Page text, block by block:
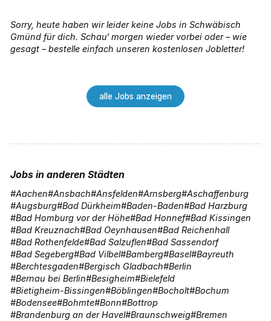
Sorry, heute haben wir leider keine Jobs in Schwäbisch
Gmünd für dich. Schau‘ morgen wieder vorbei oder – wie
gesagt – bestelle einfach unseren kostenlosen Jobletter!
alle Jobs anzeigen
Jobs in anderen Städten
Aachen Ansbach Ansfelden Arnsberg Aschaffenburg
Augsburg Bad Dürkheim Baden-Baden Bad Harzburg
Bad Homburg vor der Höhe Bad Honnef Bad Kissingen
Bad Kreuznach Bad Oeynhausen Bad Reichenhall
Bad Rothenfelde Bad Salzuflen Bad Sassendorf
Bad Segeberg Bad Vilbel Bamberg Basel Bayreuth
Berchtesgaden Bergisch Gladbach Berlin
Bernau bei Berlin Besigheim Bielefeld
Bietigheim-Bissingen Böblingen Bocholt Bochum
Bodensee Bohmte Bonn Bottrop
Brandenburg an der Havel Braunschweig Bremen